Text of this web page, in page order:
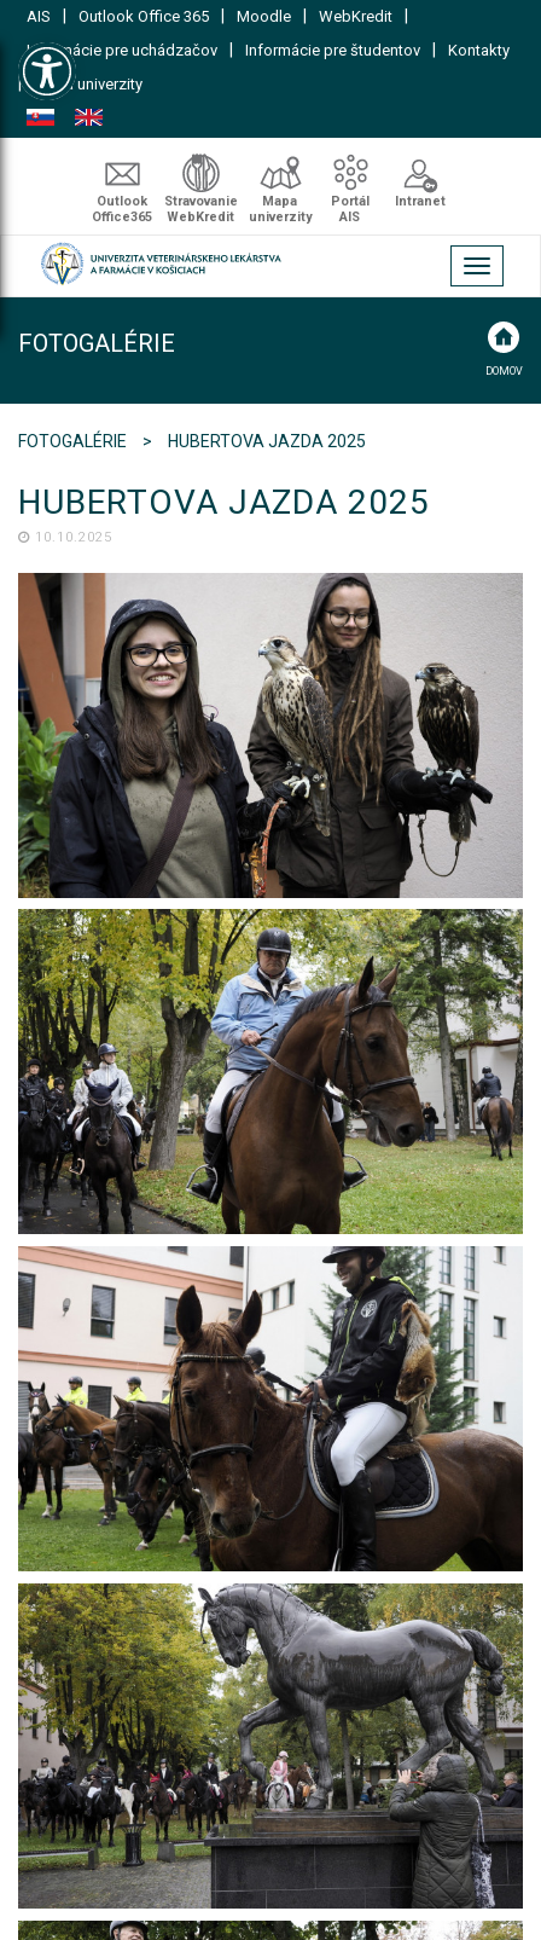
Open toolbar
AIS Outlook Office 365 Moodle WebKredit
Informácie pre uchádzačov Informácie pre študentov Kontakty
| Mapa univerzity
Outlook
Office365
Stravovanie
WebKredit
Mapa
univerzity
Portál
AIS
Intranet
Toggle
FOTOGALÉRIE
DOMOV
FOTOGALÉRIE HUBERTOVA JAZDA 2025
HUBERTOVA JAZDA 2025
10.10.2025